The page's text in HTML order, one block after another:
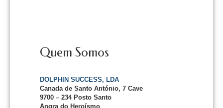
Quem Somos
DOLPHIN SUCCESS, LDA
Canada de Santo António, 7 Cave
9700 – 234 Posto Santo
Angra do Heroísmo